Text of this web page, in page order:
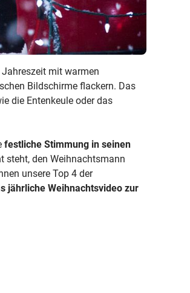
mit warmen
Bildschirme flackern. Das
die Entenkeule oder das
festliche Stimmung in seinen
steht, den Weihnachtsmann
unsere Top 4 der
jährliche Weihnachtsvideo zur